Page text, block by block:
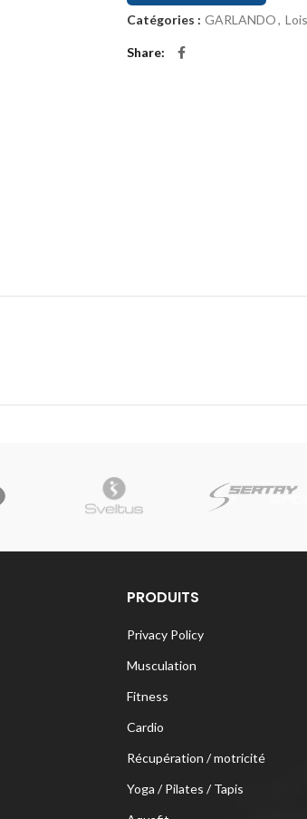
Catégories : GARLANDO,
Share
PRODUITS
Privacy Policy
Musculation
Fitness
Cardio
Récupération / motricité
Yoga / Pilates / Tapis